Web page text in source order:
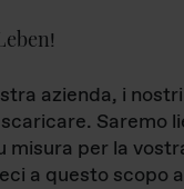
!
azienda, i nostri
Saremo
misura per la
a questo scopo